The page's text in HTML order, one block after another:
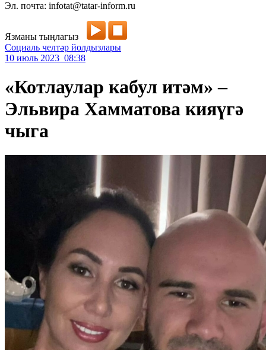
Эл. почта: infotat@tatar-inform.ru
Язманы тыңлагыз
Социаль челтәр йолдызлары
10 июль 2023 08:38
«Котлаулар кабул итәм» –
Эльвира Хамматова кияүгә
чыга